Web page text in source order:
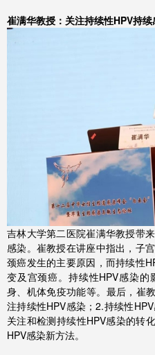
崔满华教授：关注持续性HPV持续
吉林大学第二医院崔满华教授带
感染。崔教授在讲座中指出，子
颈癌发生的主要原因，而持续性
变及宫颈癌。持续性HPV感染
身、机体免疫功能等。最后，崔
注持续性HPV感染；2.持续性
关注和检测持续性HPV感染的转
HPV感染新方法。